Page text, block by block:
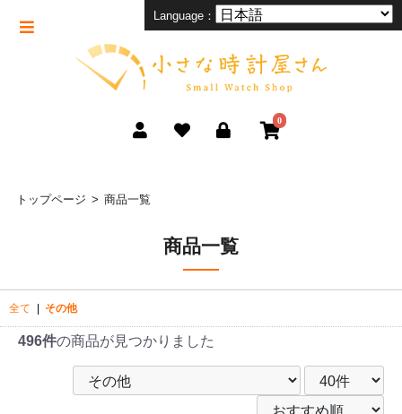
Language：
0
トップページ 商品一覧
商品一覧
全て その他
496件の商品が見つかりました